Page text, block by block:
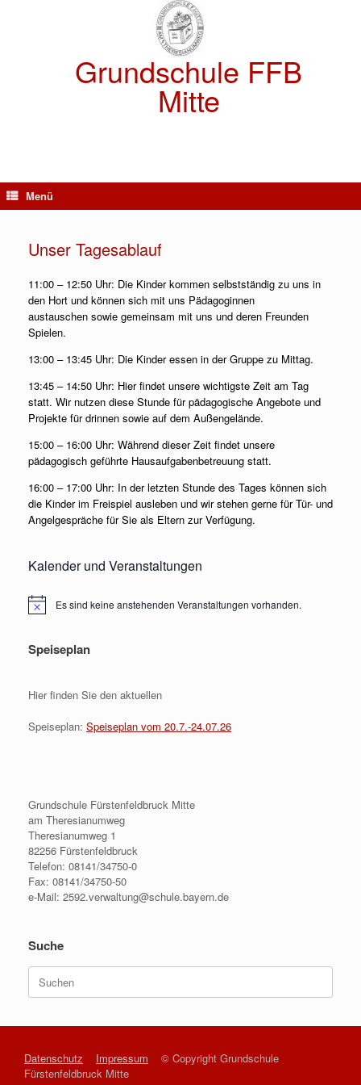
Grundschule FFB
Mitte
Menü
Unser Tagesablauf
11:00 – 12:50 Uhr: Die Kinder kommen selbstständig zu uns in
den Hort und können sich mit uns Pädagoginnen
austauschen sowie gemeinsam mit uns und deren Freunden
Spielen.
13:00 – 13:45 Uhr: Die Kinder essen in der Gruppe zu Mittag.
13:45 – 14:50 Uhr: Hier findet unsere wichtigste Zeit am Tag
statt. Wir nutzen diese Stunde für pädagogische Angebote und
Projekte für drinnen sowie auf dem Außengelände.
15:00 – 16:00 Uhr: Während dieser Zeit findet unsere
pädagogisch geführte Hausaufgabenbetreuung statt.
16:00 – 17:00 Uhr: In der letzten Stunde des Tages können sich
die Kinder im Freispiel ausleben und wir stehen gerne für Tür- und
Angelgespräche für Sie als Eltern zur Verfügung.
Kalender und Veranstaltungen
HinweisEs sind keine anstehenden Veranstaltungen vorhanden.
Speiseplan
Hier finden Sie den aktuellen
Speiseplan: Speiseplan vom 20.7.-24.07.26
Grundschule Fürstenfeldbruck Mitte
am Theresianumweg
Theresianumweg 1
82256 Fürstenfeldbruck
Telefon: 08141/34750-0
Fax: 08141/34750-50
e-Mail: 2592.verwaltung@schule.bayern.de
Suche
Suche
nach:
Datenschutz Impressum © Copyright Grundschule
Fürstenfeldbruck Mitte